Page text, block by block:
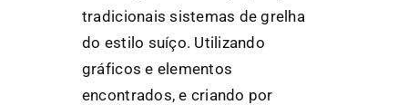
tradicionais sistemas de grelha
do estilo suíço. Utilizando
gráficos e elementos
encontrados, e criando por